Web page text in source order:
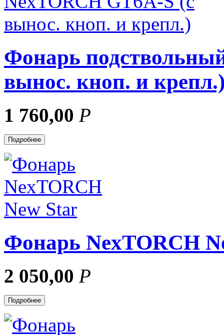
Фонарь
вынос. кноп. и
1 760,00 Р
Подробнее
Фонарь NexTORCH
2 050,00 Р
Подробнее